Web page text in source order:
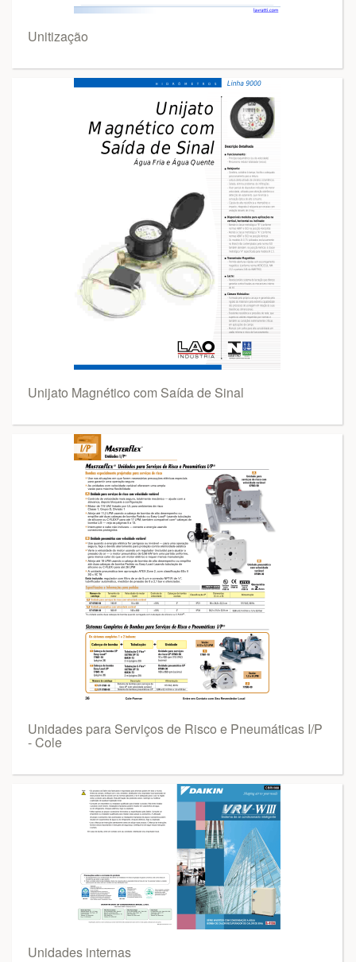
Unitização
Unijato Magnético com Saída de Sinal
Unidades para Serviços de Risco e Pneumáticas I/P
- Cole
Unidades internas